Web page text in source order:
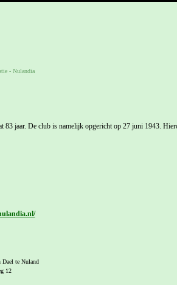
- Nulandia
83 jaar. De club is namelijk opgericht op 27 juni 1943.
Dael te Nuland
12